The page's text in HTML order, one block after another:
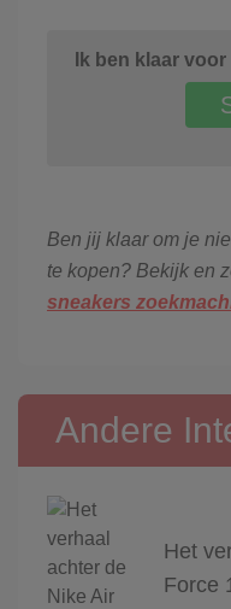
Ik ben klaar
Ben jij klaar om je
te kopen? Bekijk en
sneakers
Andere
Het
Force